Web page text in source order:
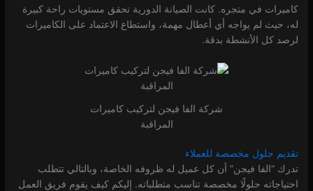
كاميرات في متجره. كانت الصيانة الدورية تحقق مستويات راحة كبيرة
له، حيث لم يواجه أي أعطال مهمة، واستطاع الاعتماد على الكاميرات
لرصد كل الأنشطة بدقة.
شركة الفا فيجن لتركيب كاميرات
المراقبة
تقديم حلول مخصصة للعملاء
تدرك “الفا فيجن” أن كل عميل له ظروفه الخاصة، وبالتالي تتطلب
احتياجاته حلولًا مخصصة تناسب متطلباته. إليكم كيف يقوم فريق العمل